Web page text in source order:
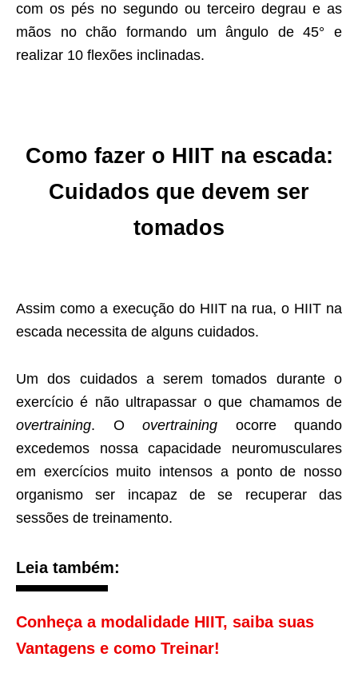
com os pés no segundo ou terceiro degrau e as
mãos no chão formando um ângulo de 45° e
realizar 10 flexões inclinadas.
Como fazer o HIIT na escada:
Cuidados que devem ser
tomados
Assim como a execução do HIIT na rua, o HIIT na
escada necessita de alguns cuidados.
Um dos cuidados a serem tomados durante o
exercício é não ultrapassar o que chamamos de
overtraining. O overtraining ocorre quando
excedemos nossa capacidade neuromusculares
em exercícios muito intensos a ponto de nosso
organismo ser incapaz de se recuperar das
sessões de treinamento.
Leia também:
Conheça a modalidade HIIT, saiba suas
Vantagens e como Treinar!